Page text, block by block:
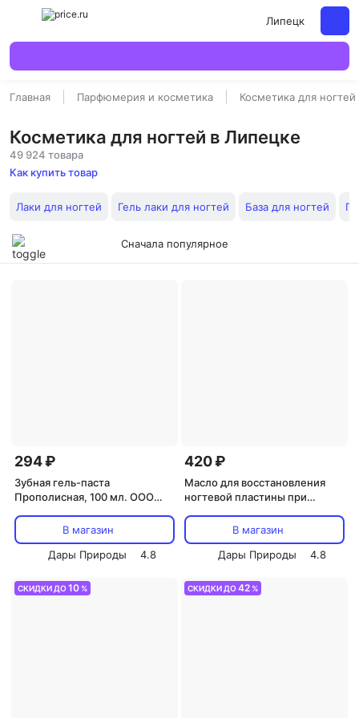
Липецк
Главная Парфюмерия и косметика Косметика для ногтей
Косметика для ногтей в Липецке
49 924 товара
Как купить товар
Лаки для ногтей Гель лаки для ногтей База для ногтей
Сначала популярное
294 ₽
Зубная гель-паста
Прополисная, 100 мл. ООО
В магазин
Дары Природы
4.8
420 ₽
Масло для восстановления
ногтевой пластины при
В магазин
Дары Природы
4.8
СКИДКИ ДО10 % СКИДКИ ДО42 %